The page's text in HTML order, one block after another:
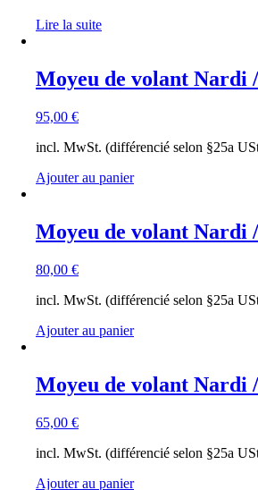
Lire la suite
Moyeu de volant Nardi
95,00 €
incl. MwSt. (différencié selon §25a
Ajouter au panier
Moyeu de volant Nardi
80,00 €
incl. MwSt. (différencié selon §25a
Ajouter au panier
Moyeu de volant Nardi
65,00 €
incl. MwSt. (différencié selon §25a
Ajouter au panier